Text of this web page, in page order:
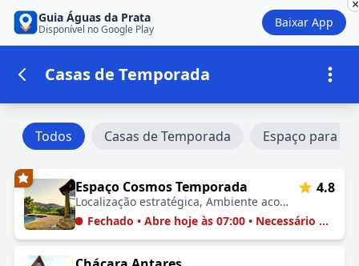
Guia Águas da Prata
Disponível no Google Play Baixar App
×
Casas de Temporada
Todos Casas de Temporada Espaço para
Estabelecimentos na categoria
Espaço Cosmos Temporada
Localização estratégica, Ambiente acolhedor, Próximo ao Caminho da Fé, Atendimento caloroso, Conexão com a natureza, Acomodações confortáveis, Ideal para peregrinos
4.8
Fechado • Abre hoje às 07:00 • Necessário Agendar